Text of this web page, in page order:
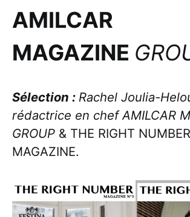
AMILCAR
MAGAZINE
Sélection : Rachel Joulia-
rédactrice en chef AMILCAR
GROUP & THE RIGHT NUMBER
MAGAZINE.